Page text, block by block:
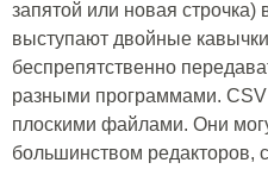
запятой или новая строчка)
выступают двойные
беспрепятственно
разными программами.
плоскими файлами. Они
большинством редакторов,